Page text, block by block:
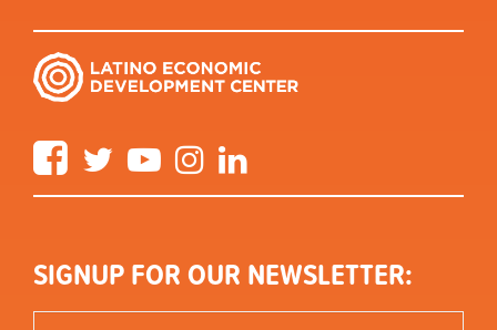
FacebookTwitter YouTube Instagram
SIGNUP FOR OUR NEWSLETTER: